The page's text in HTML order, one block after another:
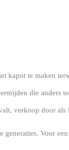
kapot te maken
die anders
verkoop door als
generaties. Voor